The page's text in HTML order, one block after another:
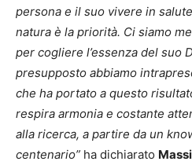
persona e il suo vivere in
natura è la priorità. Ci siamo
per cogliere l’essenza del suo
presupposto abbiamo
che ha portato a questo
respira armonia e costante
alla ricerca, a partire da un
centenario” ha dichiarato